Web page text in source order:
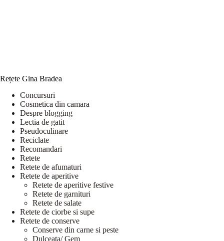
Rețete Gina Bradea
Concursuri
Cosmetica din camara
Despre blogging
Lectia de gatit
Pseudoculinare
Reciclate
Recomandari
Retete
Retete de afumaturi
Retete de aperitive
Retete de aperitive festive
Retete de garnituri
Retete de salate
Retete de ciorbe si supe
Retete de conserve
Conserve din carne si peste
Dulceata/ Gem